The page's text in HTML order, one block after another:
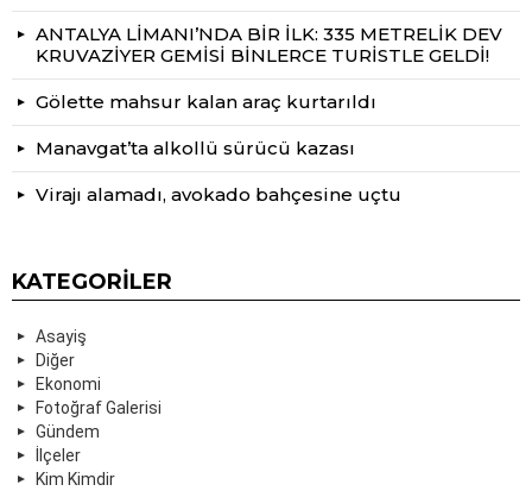
ANTALYA LİMANI’NDA BİR İLK: 335 METRELİK DEV
KRUVAZİYER GEMİSİ BİNLERCE TURİSTLE GELDİ!
Gölette mahsur kalan araç kurtarıldı
Manavgat’ta alkollü sürücü kazası
Virajı alamadı, avokado bahçesine uçtu
KATEGORILER
Asayiş
Diğer
Ekonomi
Fotoğraf Galerisi
Gündem
İlçeler
Kim Kimdir